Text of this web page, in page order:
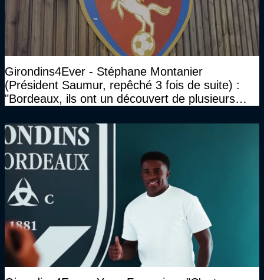
Girondins4Ever - Stéphane Montanier
(Président Saumur, repêché 3 fois de suite) :
"Bordeaux, ils ont un découvert de plusieurs